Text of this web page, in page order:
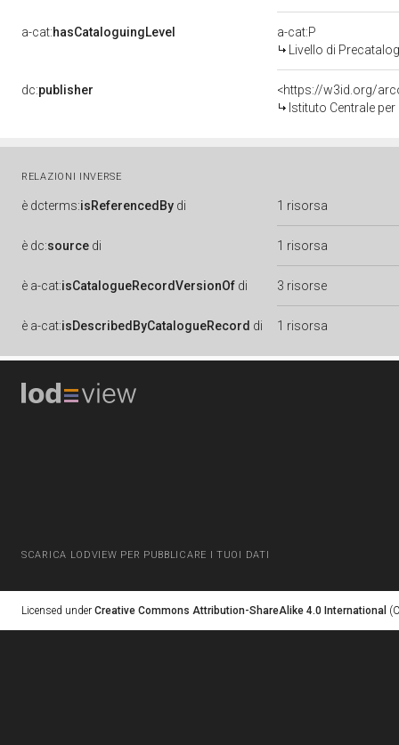
a-cat:hasCataloguingLevel
a-cat:P
Livello di
dc:publisher
<https://w3id.org/
Istituto Centrale
RELAZIONI INVERSE
è dcterms:isReferencedBy di 1 risorsa
è dc:source di 1 risorsa
è a-cat:isCatalogueRecordVersionOf di 3 risorse
è a-cat:isDescribedByCatalogueRecord di 1 risorsa
SCARICA LODVIEW PER PUBBLICARE I TUOI DATI
Licensed under Creative Commons Attribution-ShareAlike 4.0 International